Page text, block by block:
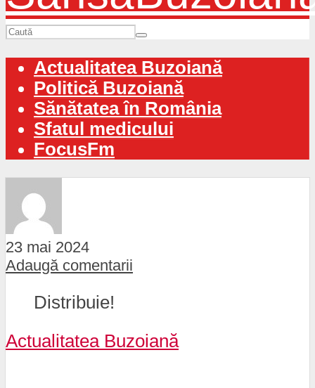
Actualitatea Buzoiană
Politică Buzoiană
Sănătatea în România
Sfatul medicului
FocusFm
23 mai 2024
Adaugă comentarii
Distribuie!
Actualitatea Buzoiană